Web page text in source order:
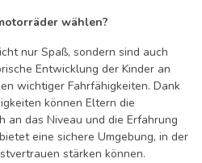
wählen?
nur Spaß, sondern sind auch
Entwicklung der Kinder an
wichtiger Fahrfähigkeiten. Dank
können Eltern die
an das Niveau und die Erfahrung
eine sichere Umgebung, in der
stärken können.